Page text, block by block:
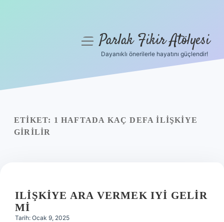
Yasal Uyarı
menüyüParlak Fikir Atölyesi
Dayanıklı önerilerle hayatını güçlendir!
ETIKET: 1 HAFTADA KAÇ DEFA ILIŞKIYE
GIRILIR
ILIŞKIYE ARA VERMEK IYI GELIR
MI
Tarih: Ocak 9, 2025